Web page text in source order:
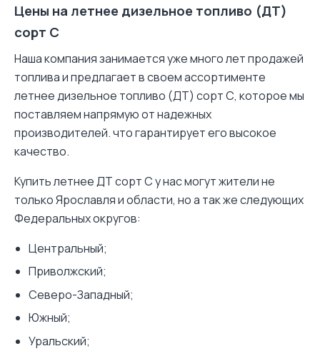
Цены на летнее дизельное топливо (ДТ)
сорт С
Наша компания занимается уже много летпродажей
топливаи предлагает в своем ассортименте
летнее дизельное топливо (ДТ) сорт С, которое мы
поставляем напрямую от надежных
производителей. что гарантирует его высокое
качество.
Купить летнее ДТ сорт С у нас могут жители не
только Ярославля и области, но а так же следующих
Федеральных округов:
Центральный;
Приволжский;
Северо-Западный;
Южный;
Уральский;